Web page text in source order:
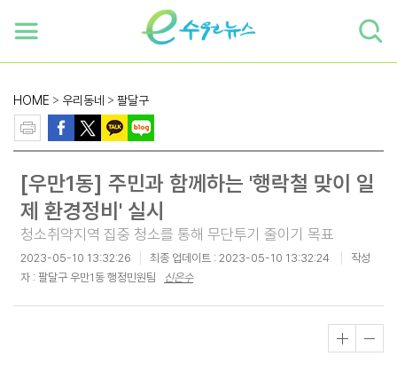
HOME > 우리동네 > 팔달구
[우만1동] 주민과 함께하는 '행락철 맞이 일
제 환경정비' 실시
청소취약지역 집중 청소를 통해 무단투기 줄이기 목표
2023-05-10 13:32:26 최종 업데이트 : 2023-05-10 13:32:24
작성
자 : 팔달구 우만1동 행정민원팀
신은수